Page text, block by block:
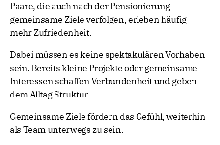
Paare, die auch nach der Pensionierung
gemeinsame Ziele verfolgen, erleben häufig
mehr Zufriedenheit.
Dabei müssen es keine spektakulären Vorhaben
sein. Bereits kleine Projekte oder gemeinsame
Interessen schaffen Verbundenheit und geben
dem Alltag Struktur.
Gemeinsame Ziele fördern das Gefühl, weiterhin
als Team unterwegs zu sein.